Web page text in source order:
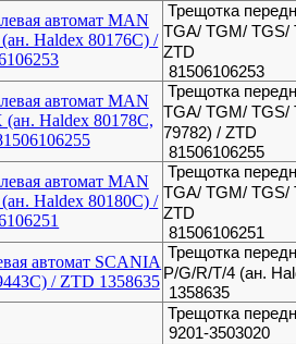
Трещотка
TGA/ TGM/ TGS/
ZTD
81506106253
Трещотка
TGA/ TGM/ TGS/
79782) / ZTD
81506106255
Трещотка
TGA/ TGM/ TGS/
ZTD
81506106251
Трещотка
P/G/R/T/4 (ан.
1358635
Трещотка
9201-3503020